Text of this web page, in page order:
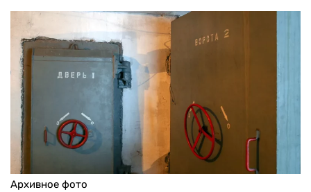
Архивное фото